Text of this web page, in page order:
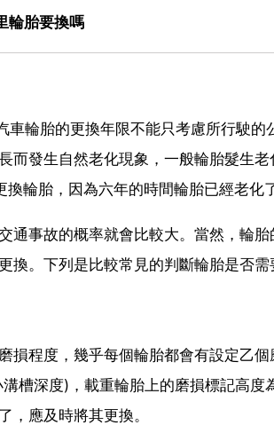
輪胎要換嗎
輪胎的更換年限不能只考慮所行駛的
而發生自然老化現象，一般輪胎髮生
輪胎，因為六年的時間輪胎已經老化了
通事故的概率就會比較大。當然，輪
換。下列是比較常見的判斷輪胎是否需
損程度，幾乎每個輪胎都會有設定乙
槽深度)，載重輪胎上的磨損標記高度
，應及時將其更換。